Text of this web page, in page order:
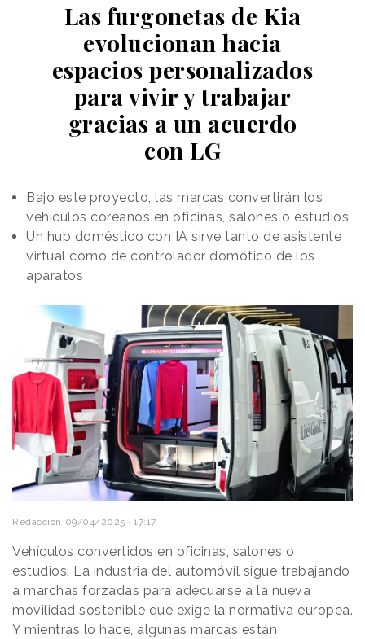
Las furgonetas de Kia
evolucionan hacia
espacios personalizados
para vivir y trabajar
gracias a un acuerdo
con LG
Bajo este proyecto, las marcas convertirán los
vehículos coreanos en oficinas, salones o estudios
Un hub doméstico con IA sirve tanto de asistente
virtual como de controlador domótico de los
aparatos
Redacción 09/04/2025 · 17:17
Vehículos convertidos en oficinas, salones o
estudios. La industria del automóvil sigue trabajando
a marchas forzadas para adecuarse a la nueva
movilidad sostenible que exige la normativa europea.
Y mientras lo hace, algunas marcas están